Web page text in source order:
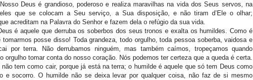
Deus é grandioso, poderoso e realiza maravilhas na vida dos Seus servos, na
que se colocam a Seu serviço, a Sua disposição, e não tiram d’Ele o olhar;
acreditam na Palavra do Senhor e fazem dela o refúgio da sua vida.
é aquele que derruba os soberbos dos seus tronos e exalta os humildes. Como é
tomarmos posse disso! Toda grandeza, todo orgulho, toda pessoa soberba, vaidosa e
por terra. Não derrubamos ninguém, mas também caímos, tropeçamos quando
orgulho tomar conta do nosso coração. Nós podemos ter certeza que a queda é certa.
não tem como cair, porque já está na terra; o humilde é aquele que só tem Deus como
e socorro. O humilde não se deixa levar por qualquer coisa, não faz de si mesmo